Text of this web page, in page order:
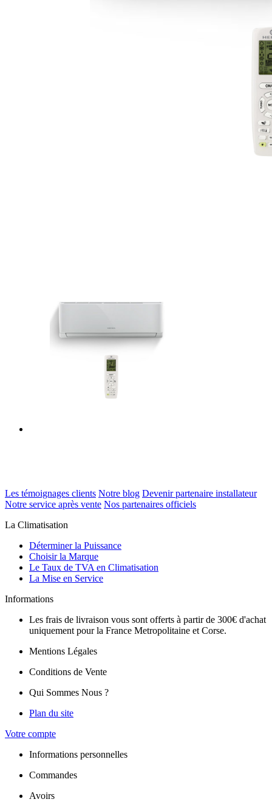
Les témoignages clients Notre blog Devenir partenaire installateur
Notre service après vente Nos partenaires officiels
La Climatisation
Déterminer la Puissance
Choisir la Marque
Le Taux de TVA en Climatisation
La Mise en Service
Informations
Les frais de livraison vous sont offerts à partir de 300€ d'achat
uniquement pour la France Metropolitaine et Corse.
Mentions Légales
Conditions de Vente
Qui Sommes Nous ?
Plan du site
Votre compte
Informations personnelles
Commandes
Avoirs